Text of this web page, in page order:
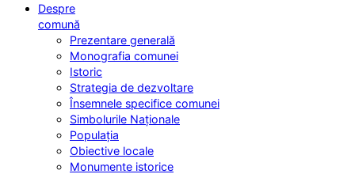
Despre
comună
Prezentare generală
Monografia comunei
Istoric
Strategia de dezvoltare
Însemnele specifice comunei
Simbolurile Naționale
Populația
Obiective locale
Monumente istorice